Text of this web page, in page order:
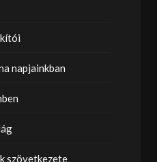
napjainkban
szövetkezete